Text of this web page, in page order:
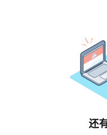
还